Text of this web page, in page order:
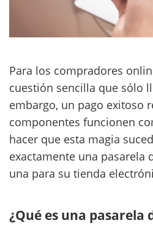
Para los compradores
cuestión sencilla que sólo
embargo, un pago exitoso
componentes funcionen
hacer que esta magia
exactamente una pasarela
una para su tienda
¿Qué es una pasarela